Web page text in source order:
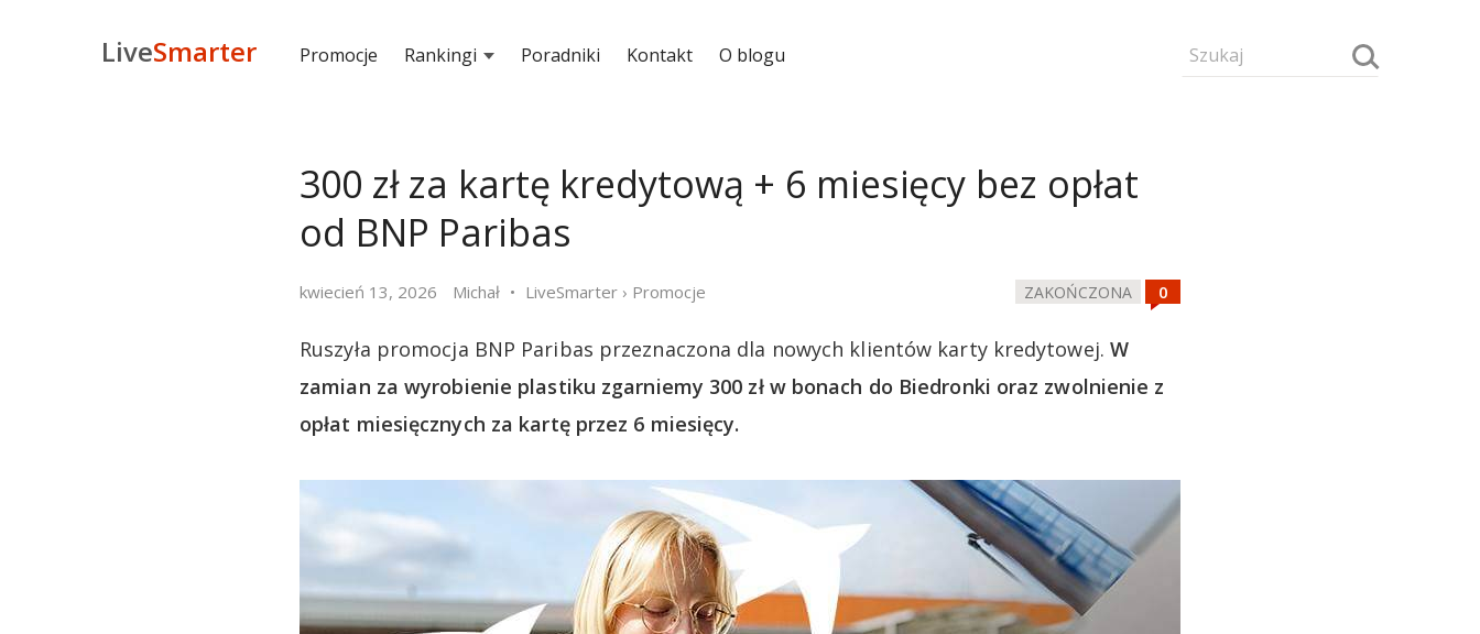
LiveSmarter Promocje Rankingi Poradniki Kontakt O blogu
300 zł za kartę kredytową + 6 miesięcy bez opłat
od BNP Paribas
kwiecień 13, 2026 Michał LiveSmarter › Promocje ZAKOŃCZONA
Ruszyła promocja BNP Paribas przeznaczona dla nowych klientów karty kredytowej. W
zamian za wyrobienie plastiku zgarniemy 300 zł w bonach do Biedronki oraz zwolnienie z
opłat miesięcznych za kartę przez 6 miesięcy.